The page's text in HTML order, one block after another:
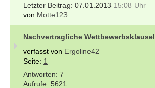
07.01.2013 15:08 Uhr
von Motte123
Nachvertragliche Wettbewerbsklausel
verfasst von Ergoline42
Seite: 1
7
5621